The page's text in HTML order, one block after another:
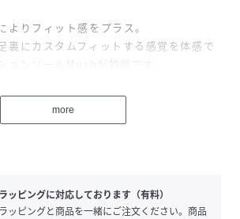
よりフィット感をプラス。
裏にカスタムフィットする感覚を体感で
ョンソールMushが特徴です。
Teva』という新しいブランドを誕生させ
more
ッピングに対応しております（有料）
ッピングと商品を一緒にご注文ください。商品